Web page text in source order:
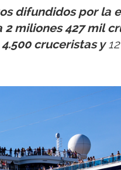
difundidos por la
miliones 427 mil
cruceristas y